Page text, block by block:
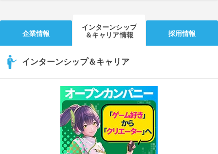
企業情報
インターンシップ
＆キャリア情報
採用情報
インターンシップ＆キャリア